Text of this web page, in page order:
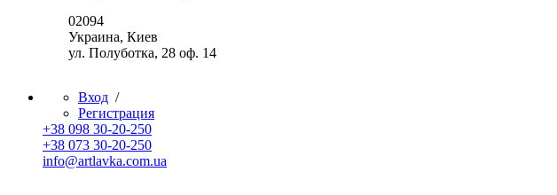
02094
Украина, Киев
ул. Полуботка, 28 оф. 14
Вход /
Регистрация
+38 098 30-20-250
+38 073 30-20-250
info@artlavka.com.ua